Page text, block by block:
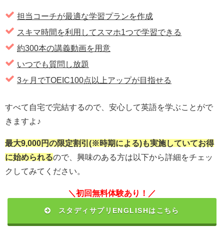
担当コーチが最適な学習プランを作成
スキマ時間を利用してスマホ1つで学習できる
約300本の講義動画を用意
いつでも質問し放題
3ヶ月でTOEIC100点以上アップが目指せる
すべて自宅で完結するので、安心して英語を学ぶことがで
きますよ♪
最大9,000円の限定割引(※時期による)も実施していてお得
に始められるので、興味のある方は以下から詳細をチェッ
クしてみてください。
＼初回無料体験あり！／
スタディサプリENGLISHはこちら